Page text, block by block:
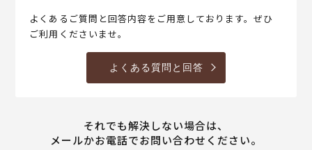
よくあるご質問と回答内容をご用意しております。ぜひ
ご利用くださいませ。
よくある質問と回答
それでも解決しない場合は、
メールかお電話でお問い合わせください。